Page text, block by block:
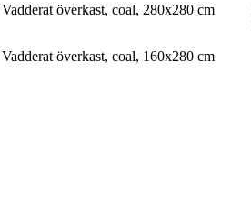
överkast, coal, 280x280 cm
överkast, coal, 160x280 cm